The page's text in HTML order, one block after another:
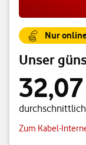
Nur
Unser
32,07 €
32,07
Zum Kabel-